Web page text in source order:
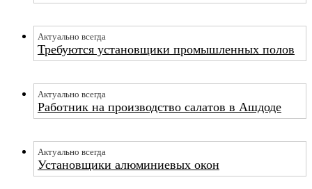
Актуально всегда
Требуются установщики промышленных полов
Актуально всегда
Работник на производство салатов в Ашдоде
Актуально всегда
Установщики алюминиевых окон